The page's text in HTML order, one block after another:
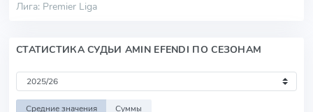
Лига: Premier Liga
СТАТИСТИКА СУДЬИ AMIN EFENDI ПО СЕЗОНАМ
Средние значения Суммы